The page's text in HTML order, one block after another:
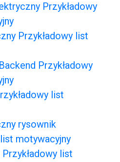
Przykładowy
Przykładowy list
Przykładowy
list
rysownik
motywacyjny
list